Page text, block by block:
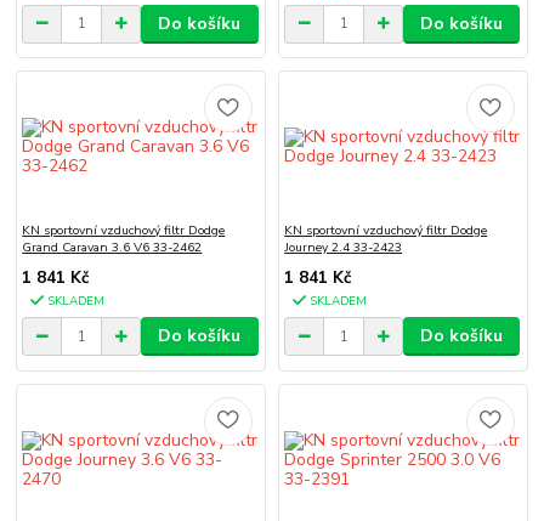
Do košíku Do košíku
KN sportovní vzduchový filtr Dodge
Grand Caravan 3.6 V6 33-2462
1 841 Kč
SKLADEM
Do košíku
KN sportovní vzduchový filtr Dodge
Journey 2.4 33-2423
1 841 Kč
SKLADEM
Do košíku